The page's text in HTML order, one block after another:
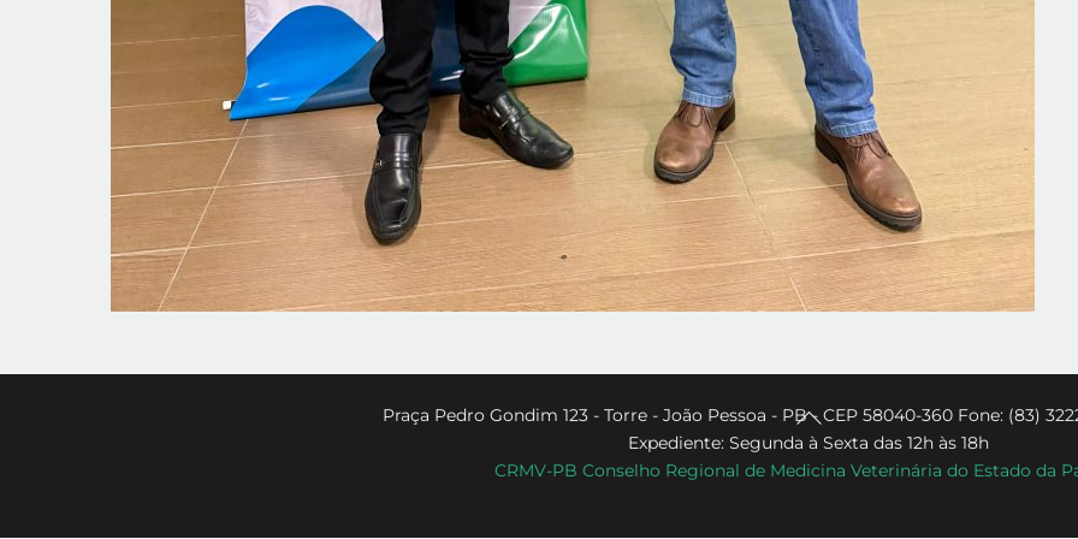
Back
To
Top
Praça Pedro Gondim 123 - Torre - João Pessoa - PB - CEP 58040-360 Fone: (83)
Expediente: Segunda à Sexta das 12h às 18h
CRMV-PB Conselho Regional de Medicina Veterinária do Estado da